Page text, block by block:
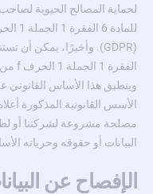
لحماية المصالح الحيوية
وينطبق هذا الأساس القانوني
الأسس القانونية المذكورة
مصلحة مشروعة لشركتنا أو
البيانات أو حقوقه وحرياته
الإفصاح عن